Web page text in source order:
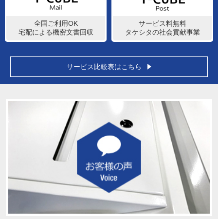
全国ご利用OK
宅配による機密文書回収
サービス料無料
タケシタの社会貢献事業
サービス比較表はこちら